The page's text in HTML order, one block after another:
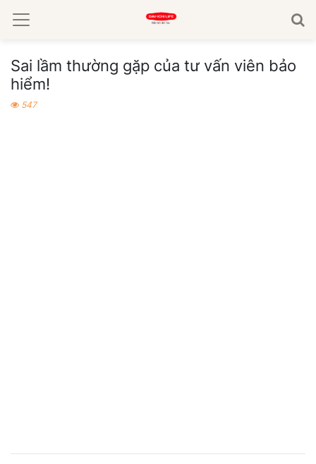
Sai lầm thường gặp của tư vấn viên bảo
hiểm!
547